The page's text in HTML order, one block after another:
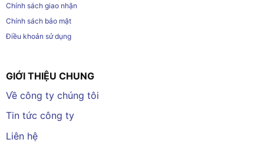
Chính sách giao nhận
Chính sách bảo mật
Điều khoản sử dụng
GIỚI THIỆU CHUNG
Về công ty chúng tôi
Tin tức công ty
Liên hệ